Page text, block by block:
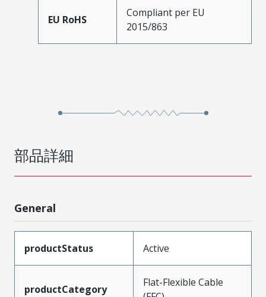
EU RoHS
Compliant per EU
2015/863
部品詳細
General
productStatus Active
productCategory
Flat-Flexible Cable